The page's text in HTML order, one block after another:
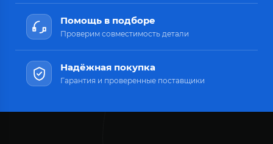
Помощь в подборе
Проверим совместимость детали
Надёжная покупка
Гарантия и проверенные поставщики